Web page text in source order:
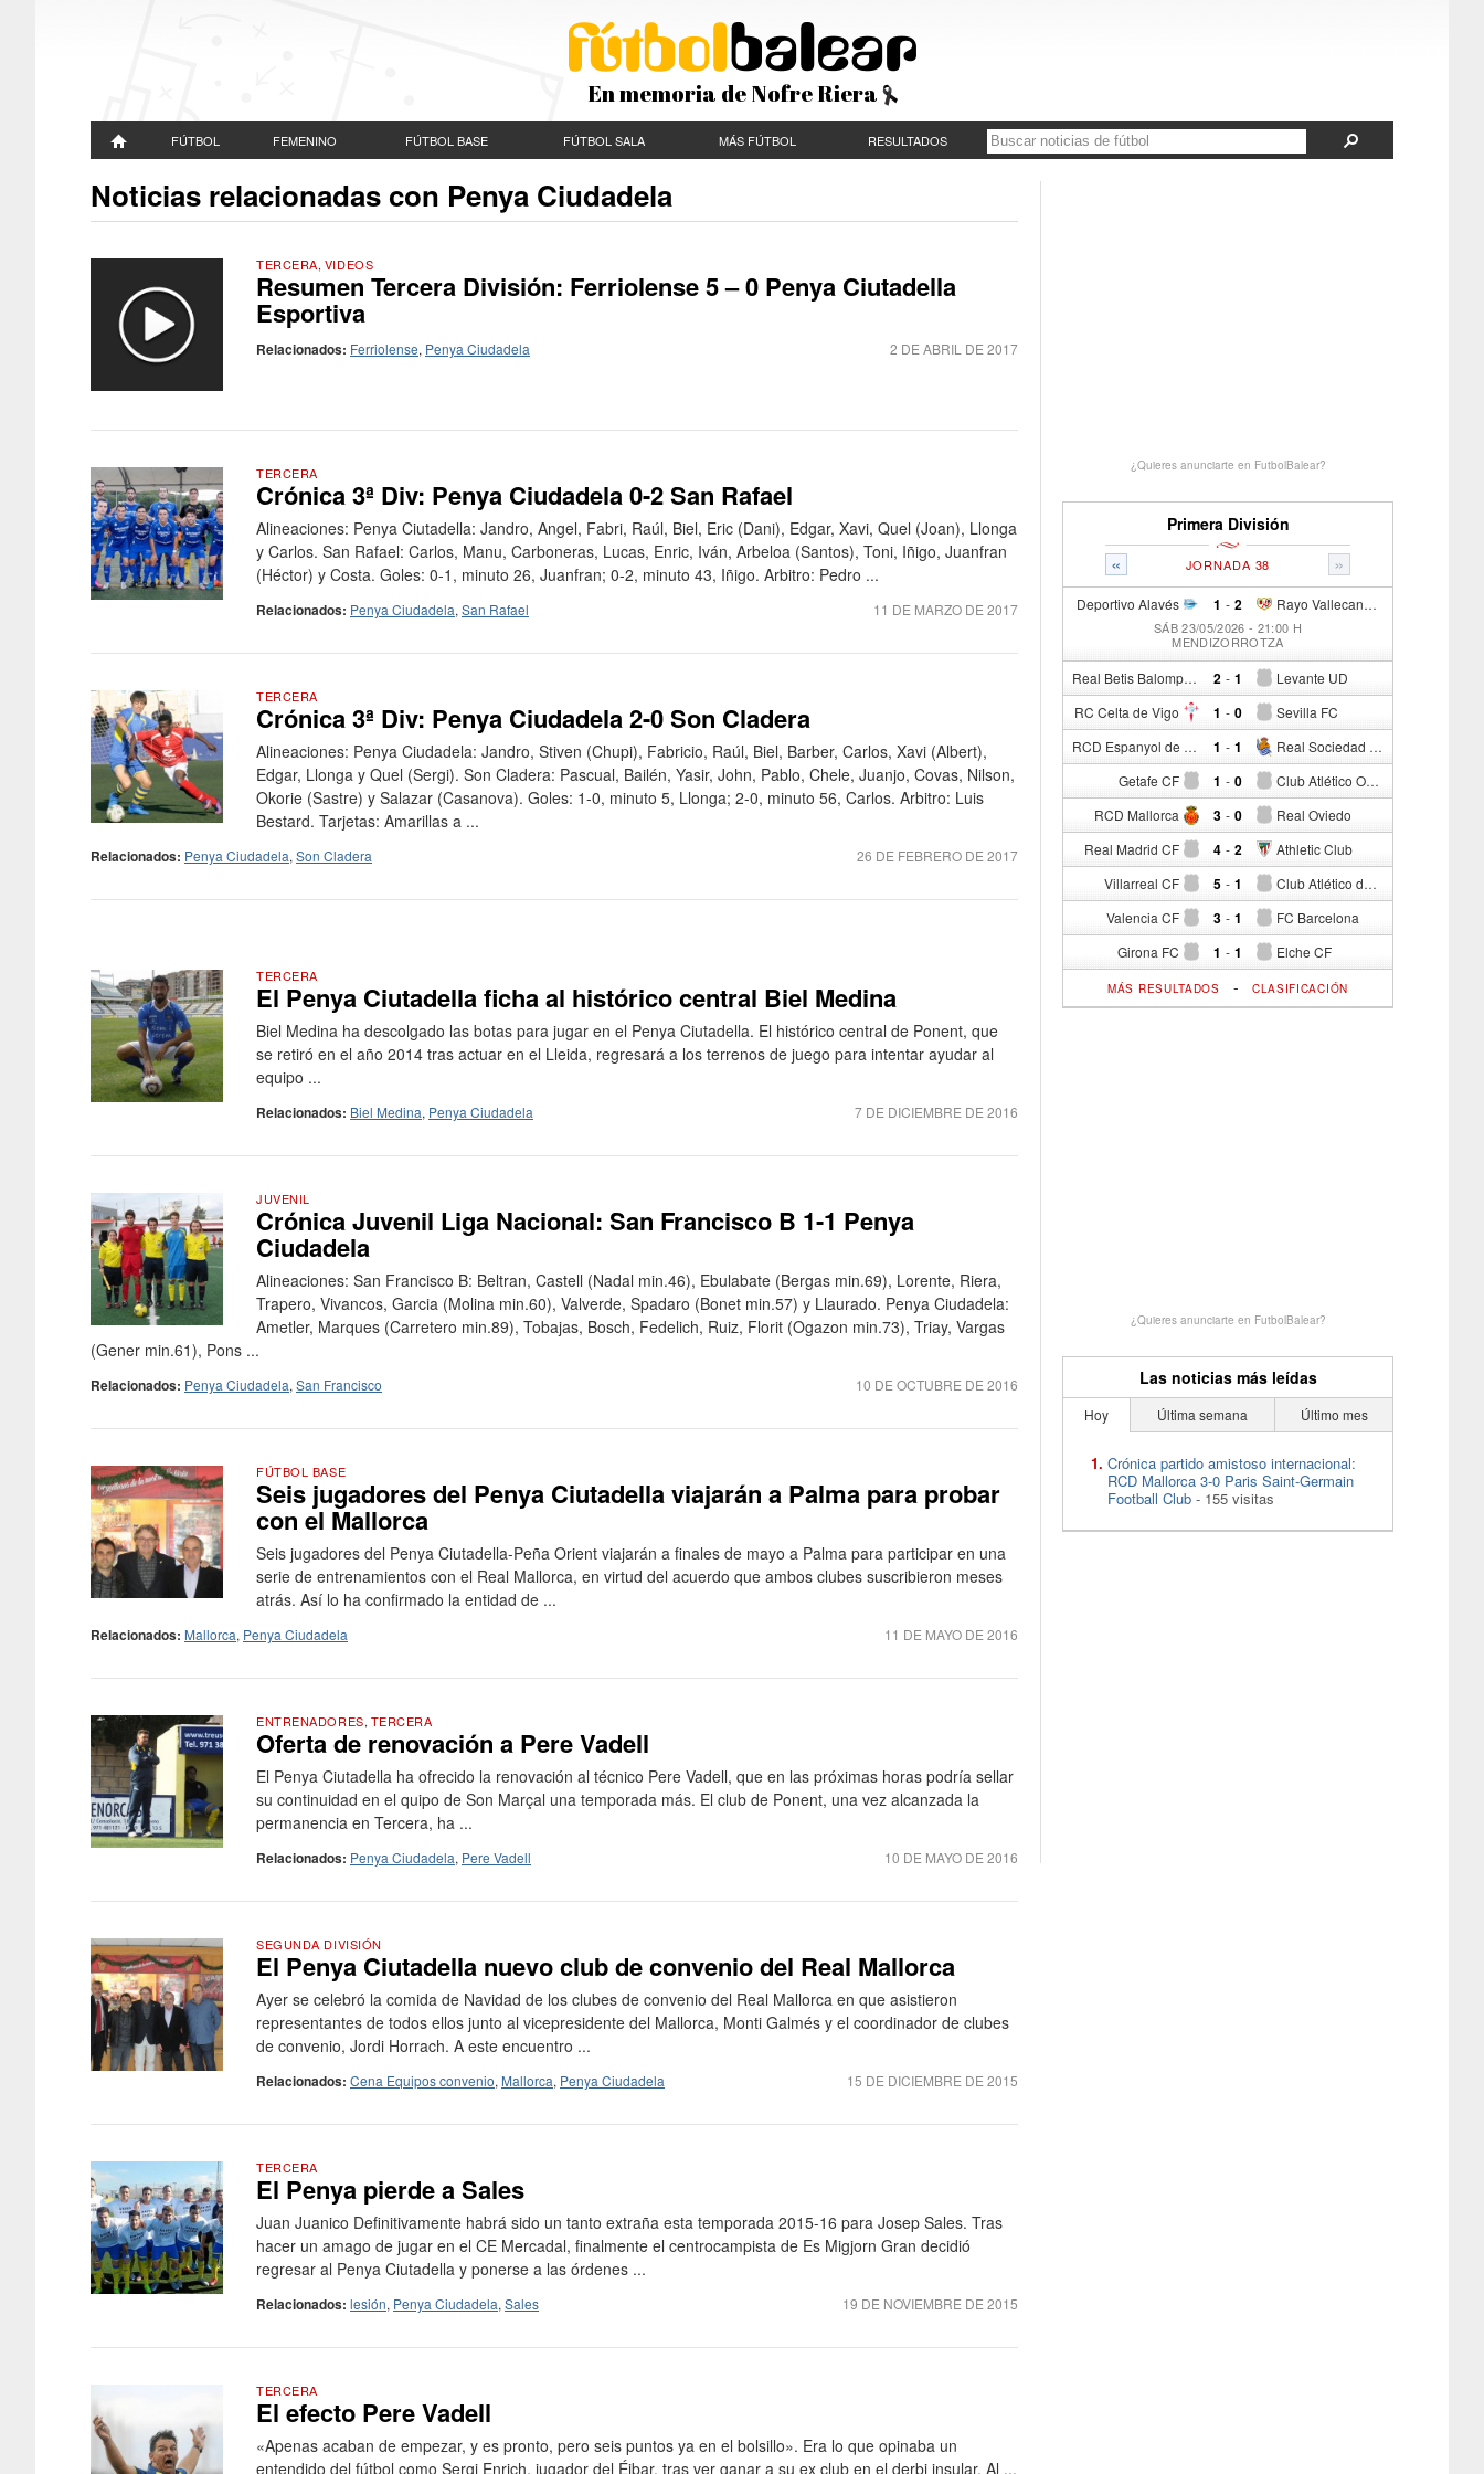
En memoria de Nofre Riera
FÚTBOL FEMENINO FÚTBOL BASE FÚTBOL SALA MÁS FÚTBOL RESULTADOS
Noticias relacionadas con Penya Ciudadela
TERCERA, VIDEOS
Resumen Tercera División: Ferriolense 5 – 0 Penya Ciutadella
Esportiva
2 DE ABRIL DE 2017
Relacionados: Ferriolense, Penya Ciudadela
TERCERA
Crónica 3ª Div: Penya Ciudadela 0-2 San Rafael
Alineaciones: Penya Ciutadella: Jandro, Angel, Fabri, Raúl, Biel, Eric (Dani), Edgar, Xavi, Quel (Joan), Llonga
y Carlos. San Rafael: Carlos, Manu, Carboneras, Lucas, Enric, Iván, Arbeloa (Santos), Toni, Iñigo, Juanfran
(Héctor) y Costa. Goles: 0-1, minuto 26, Juanfran; 0-2, minuto 43, Iñigo. Arbitro: Pedro ...
11 DE MARZO DE 2017
Relacionados: Penya Ciudadela, San Rafael
TERCERA
Crónica 3ª Div: Penya Ciudadela 2-0 Son Cladera
Alineaciones: Penya Ciudadela: Jandro, Stiven (Chupi), Fabricio, Raúl, Biel, Barber, Carlos, Xavi (Albert),
Edgar, Llonga y Quel (Sergi). Son Cladera: Pascual, Bailén, Yasir, John, Pablo, Chele, Juanjo, Covas, Nilson,
Okorie (Sastre) y Salazar (Casanova). Goles: 1-0, minuto 5, Llonga; 2-0, minuto 56, Carlos. Arbitro: Luis
Bestard. Tarjetas: Amarillas a ...
26 DE FEBRERO DE 2017
Relacionados: Penya Ciudadela, Son Cladera
TERCERA
El Penya Ciutadella ficha al histórico central Biel Medina
Biel Medina ha descolgado las botas para jugar en el Penya Ciutadella. El histórico central de Ponent, que
se retiró en el año 2014 tras actuar en el Lleida, regresará a los terrenos de juego para intentar ayudar al
equipo ...
7 DE DICIEMBRE DE 2016
Relacionados: Biel Medina, Penya Ciudadela
JUVENIL
Crónica Juvenil Liga Nacional: San Francisco B 1-1 Penya
Ciudadela
Alineaciones: San Francisco B: Beltran, Castell (Nadal min.46), Ebulabate (Bergas min.69), Lorente, Riera,
Trapero, Vivancos, Garcia (Molina min.60), Valverde, Spadaro (Bonet min.57) y Llaurado. Penya Ciudadela:
Ametler, Marques (Carretero min.89), Tobajas, Bosch, Fedelich, Ruiz, Florit (Ogazon min.73), Triay, Vargas
(Gener min.61), Pons ...
10 DE OCTUBRE DE 2016
Relacionados: Penya Ciudadela, San Francisco
FÚTBOL BASE
Seis jugadores del Penya Ciutadella viajarán a Palma para probar
con el Mallorca
Seis jugadores del Penya Ciutadella-Peña Orient viajarán a finales de mayo a Palma para participar en una
serie de entrenamientos con el Real Mallorca, en virtud del acuerdo que ambos clubes suscribieron meses
atrás. Así lo ha confirmado la entidad de ...
11 DE MAYO DE 2016
Relacionados: Mallorca, Penya Ciudadela
ENTRENADORES, TERCERA
Oferta de renovación a Pere Vadell
El Penya Ciutadella ha ofrecido la renovación al técnico Pere Vadell, que en las próximas horas podría sellar
su continuidad en el quipo de Son Marçal una temporada más. El club de Ponent, una vez alcanzada la
permanencia en Tercera, ha ...
10 DE MAYO DE 2016
Relacionados: Penya Ciudadela, Pere Vadell
SEGUNDA DIVISIÓN
El Penya Ciutadella nuevo club de convenio del Real Mallorca
Ayer se celebró la comida de Navidad de los clubes de convenio del Real Mallorca en que asistieron
representantes de todos ellos junto al vicepresidente del Mallorca, Monti Galmés y el coordinador de clubes
de convenio, Jordi Horrach. A este encuentro ...
15 DE DICIEMBRE DE 2015
Relacionados: Cena Equipos convenio, Mallorca, Penya Ciudadela
TERCERA
El Penya pierde a Sales
Juan Juanico Definitivamente habrá sido un tanto extraña esta temporada 2015-16 para Josep Sales. Tras
hacer un amago de jugar en el CE Mercadal, finalmente el centrocampista de Es Migjorn Gran decidió
regresar al Penya Ciutadella y ponerse a las órdenes ...
19 DE NOVIEMBRE DE 2015
Relacionados: lesión, Penya Ciudadela, Sales
TERCERA
El efecto Pere Vadell
«Apenas acaban de empezar, y es pronto, pero seis puntos ya en el bolsillo». Era lo que opinaba un
entendido del fútbol como Sergi Enrich, jugador del Éibar, tras ver ganar a su ex club en el derbi insular. Al ...
¿Quieres anunciarte en FutbolBalear?
Primera División
« »
JORNADA 38
Deportivo Alavés 1 - Rayo Vallecano de Madrid
2
SÁB 23/05/2026 - 21:00 H
MENDIZORROTZA
Real Betis Balompié 2 - Levante UD
1
RC Celta de Vigo 1 - Sevilla FC
0
RCD Espanyol de Barcelona 1 - Real Sociedad de Fútbol
1
Getafe CF 1 - Club Atlético Osasuna
0
RCD Mallorca 3 - Real Oviedo
0
Real Madrid CF 4 - Athletic Club
2
Villarreal CF 5 - Club Atlético de Madrid
1
Valencia CF 3 - FC Barcelona
1
Girona FC 1 - Elche CF
1
MÁS RESULTADOS - CLASIFICACIÓN
¿Quieres anunciarte en FutbolBalear?
Las noticias más leídas
Hoy Última semana Último mes
Crónica partido amistoso internacional:
RCD Mallorca 3-0 Paris Saint-Germain
Football Club - 155 visitas